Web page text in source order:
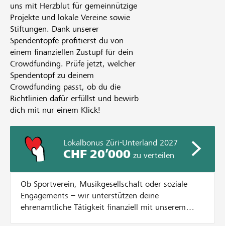
uns mit Herzblut für gemeinnützige
Projekte und lokale Vereine sowie
Stiftungen. Dank unserer
Spendentöpfe profitierst du von
einem finanziellen Zustupf für dein
Crowdfunding. Prüfe jetzt, welcher
Spendentopf zu deinem
Crowdfunding passt, ob du die
Richtlinien dafür erfüllst und bewirb
dich mit nur einem Klick!
Lokalbonus Züri-Unterland 2027
CHF 20’000zu verteilen
Ob Sportverein, Musikgesellschaft oder soziale
Engagements – wir unterstützen deine
ehrenamtliche Tätigkeit finanziell mit unserem